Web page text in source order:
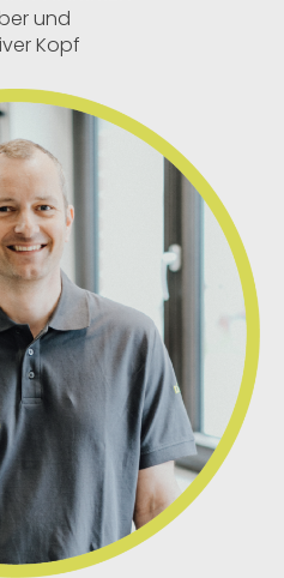
und
Kopf